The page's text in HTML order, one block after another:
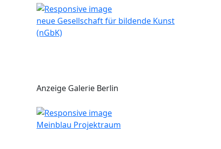
neue Gesellschaft für bildende Kunst
(nGbK)
Anzeige Galerie Berlin
Meinblau Projektraum